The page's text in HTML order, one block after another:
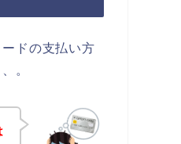
ドの支払い方
。